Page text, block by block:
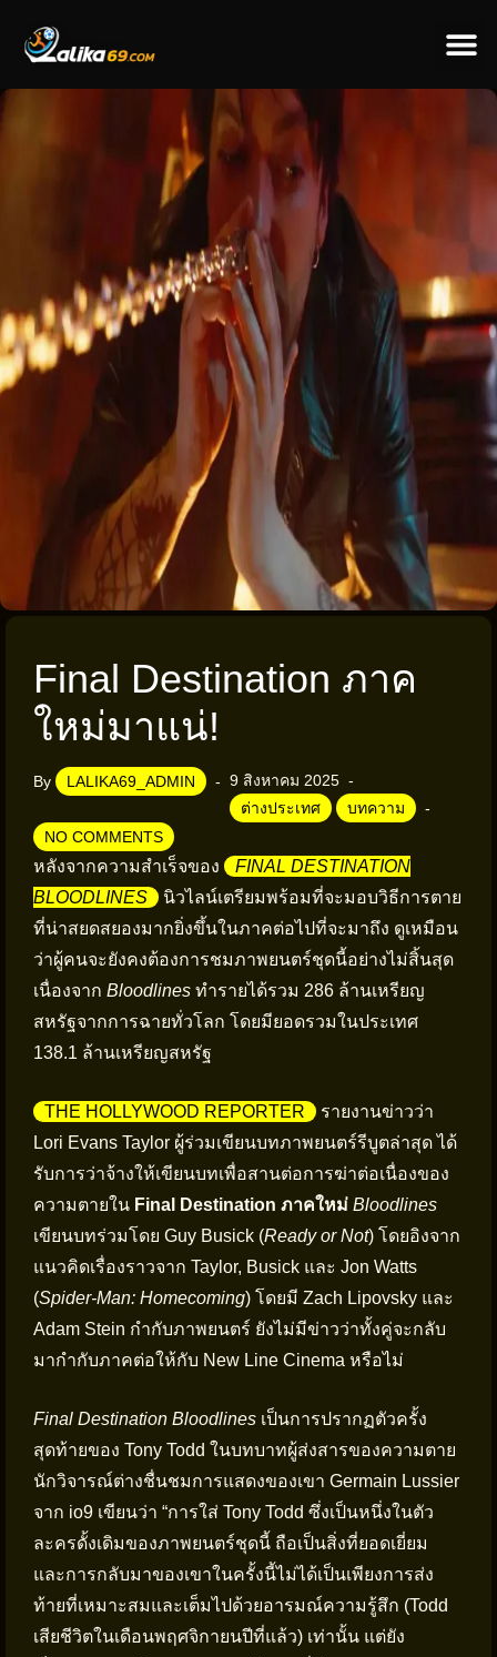
Final Destination ภาค
ใหม่มาแน่!
By LALIKA69_ADMIN
9 สิงหาคม 2025
ต่างประเทศ
บทความ
NO COMMENTS
หลังจากความสำเร็จของ
FINAL DESTINATION
BLOODLINES
นิวไลน์เตรียมพร้อมที่จะมอบวิธีการตาย
ที่น่าสยดสยองมากยิ่งขึ้นในภาคต่อไปที่จะมาถึง ดูเหมือน
ว่าผู้คนจะยังคงต้องการชมภาพยนตร์ชุดนี้อย่างไม่สิ้นสุด
เนื่องจาก Bloodlines ทำรายได้รวม 286 ล้านเหรียญ
สหรัฐจากการฉายทั่วโลก โดยมียอดรวมในประเทศ
138.1 ล้านเหรียญสหรัฐ
THE HOLLYWOOD REPORTER
รายงานข่าวว่า
Lori Evans Taylor ผู้ร่วมเขียนบทภาพยนตร์รีบูตล่าสุด ได้
รับการว่าจ้างให้เขียนบทเพื่อสานต่อการฆ่าต่อเนื่องของ
ความตายใน Final Destination ภาคใหม่ Bloodlines
เขียนบทร่วมโดย Guy Busick (Ready or Not) โดยอิงจาก
แนวคิดเรื่องราวจาก Taylor, Busick และ Jon Watts
(Spider-Man: Homecoming) โดยมี Zach Lipovsky และ
Adam Stein กำกับภาพยนตร์ ยังไม่มีข่าวว่าทั้งคู่จะกลับ
มากำกับภาคต่อให้กับ New Line Cinema หรือไม่
Final Destination Bloodlines เป็นการปรากฏตัวครั้ง
สุดท้ายของ Tony Todd ในบทบาทผู้ส่งสารของความตาย
นักวิจารณ์ต่างชื่นชมการแสดงของเขา Germain Lussier
จาก io9 เขียนว่า “การใส่ Tony Todd ซึ่งเป็นหนึ่งในตัว
ละครดั้งเดิมของภาพยนตร์ชุดนี้ ถือเป็นสิ่งที่ยอดเยี่ยม
และการกลับมาของเขาในครั้งนี้ไม่ได้เป็นเพียงการส่ง
ท้ายที่เหมาะสมและเต็มไปด้วยอารมณ์ความรู้สึก (Todd
เสียชีวิตในเดือนพฤศจิกายนปีที่แล้ว) เท่านั้น แต่ยัง